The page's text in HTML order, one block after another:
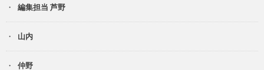
編集担当 芦野
山内
仲野